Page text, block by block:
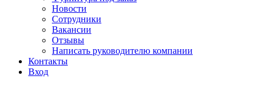
Новости
Сотрудники
Вакансии
Отзывы
Написать руководителю компании
Контакты
Вход